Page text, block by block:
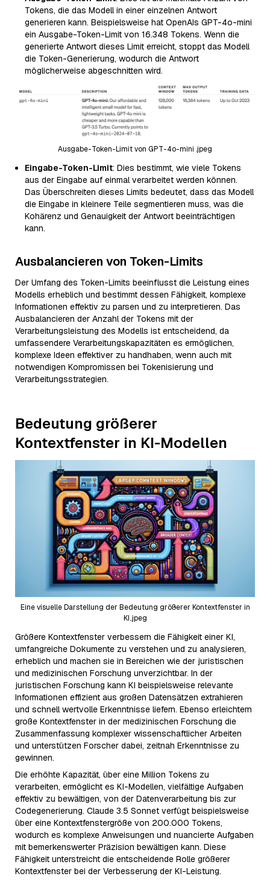
Tokens, die das Modell in einer einzelnen Antwort
generieren kann. Beispielsweise hat OpenAIs GPT-4o-mini
ein Ausgabe-Token-Limit von 16.348 Tokens. Wenn die
generierte Antwort dieses Limit erreicht, stoppt das Modell
die Token-Generierung, wodurch die Antwort
möglicherweise abgeschnitten wird.
Ausgabe-Token-Limit von GPT-4o-mini .jpeg
Eingabe-Token-Limit: Dies bestimmt, wie viele Tokens
aus der Eingabe auf einmal verarbeitet werden können.
Das Überschreiten dieses Limits bedeutet, dass das Modell
die Eingabe in kleinere Teile segmentieren muss, was die
Kohärenz und Genauigkeit der Antwort beeinträchtigen
kann.
Ausbalancieren von Token-Limits
Der Umfang des Token-Limits beeinflusst die Leistung eines
Modells erheblich und bestimmt dessen Fähigkeit, komplexe
Informationen effektiv zu parsen und zu interpretieren. Das
Ausbalancieren der Anzahl der Tokens mit der
Verarbeitungsleistung des Modells ist entscheidend, da
umfassendere Verarbeitungskapazitäten es ermöglichen,
komplexe Ideen effektiver zu handhaben, wenn auch mit
notwendigen Kompromissen bei Tokenisierung und
Verarbeitungsstrategien.
Bedeutung größerer
Kontextfenster in KI-Modellen
Eine visuelle Darstellung der Bedeutung größerer Kontextfenster in
KI..jpeg
Größere Kontextfenster verbessern die Fähigkeit einer KI,
umfangreiche Dokumente zu verstehen und zu analysieren,
erheblich und machen sie in Bereichen wie der juristischen
und medizinischen Forschung unverzichtbar. In der
juristischen Forschung kann KI beispielsweise relevante
Informationen effizient aus großen Datensätzen extrahieren
und schnell wertvolle Erkenntnisse liefern. Ebenso erleichtern
große Kontextfenster in der medizinischen Forschung die
Zusammenfassung komplexer wissenschaftlicher Arbeiten
und unterstützen Forscher dabei, zeitnah Erkenntnisse zu
gewinnen.
Die erhöhte Kapazität, über eine Million Tokens zu
verarbeiten, ermöglicht es KI-Modellen, vielfältige Aufgaben
effektiv zu bewältigen, von der Datenverarbeitung bis zur
Codegenerierung. Claude 3.5 Sonnet verfügt beispielsweise
über eine Kontextfenstergröße von 200.000 Tokens,
wodurch es komplexe Anweisungen und nuancierte Aufgaben
mit bemerkenswerter Präzision bewältigen kann. Diese
Fähigkeit unterstreicht die entscheidende Rolle größerer
Kontextfenster bei der Verbesserung der KI-Leistung.